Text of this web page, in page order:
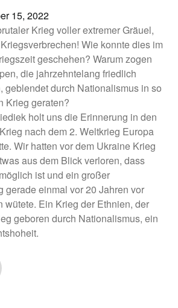
15, 2022
Krieg voller extremer Gräuel,
Wie konnte dies im
geschehen? Warum zogen
die jahrzehntelang friedlich
geblendet durch Nationalismus in so
Krieg geraten?
holt uns die Erinnerung in den
nach dem 2. Weltkrieg Europa
Wir hatten vor dem Ukraine Krieg
aus dem Blick verloren, dass
ist und ein großer
gerade einmal vor 20 Jahren vor
wütete. Ein Krieg der Ethnien, der
geboren durch Nationalismus, ein